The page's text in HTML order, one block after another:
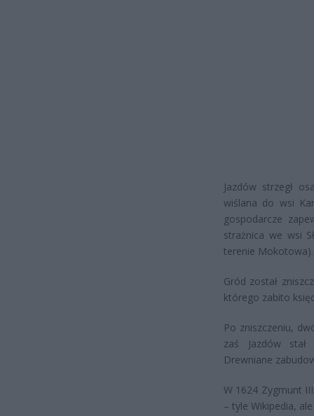
Jazdów strzegł
wiślana do wsi
gospodarcze
strażnica we wsi
terenie Mokotowa).
Gród został
którego zabito
Po zniszczeniu,
zaś Jazdów stał
Drewniane
W 1624 Zygmunt
– tyle Wikipedia,